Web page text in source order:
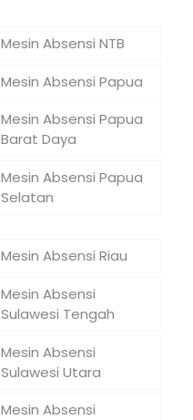
Mesin Absensi NTB
Mesin Absensi Papua
Mesin Absensi Papua
Barat Daya
Mesin Absensi Papua
Selatan
Mesin Absensi Riau
Mesin Absensi
Sulawesi Tengah
Mesin Absensi
Sulawesi Utara
Mesin Absensi